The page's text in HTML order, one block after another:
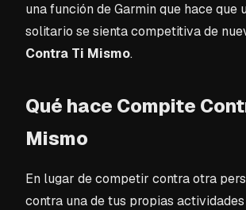
una función de Garmin que hace que
solitario se sienta competitiva de
Contra Ti Mismo.
Qué hace Compite
Mismo
En lugar de competir contra otra
contra una de tus propias